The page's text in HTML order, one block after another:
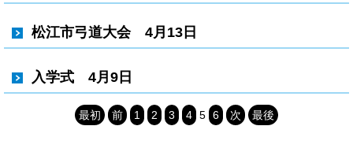
松江市弓道大会 4月13日
入学式 4月9日
最初 前 1 2 3 4 5 6 次 最後